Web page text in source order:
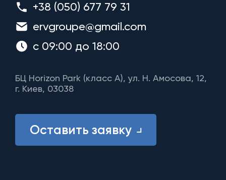
+38 (050) 677 79 31
ervgroupe@gmail.com
с 09:00 до 18:00
БЦ Horizon Park (класс A), ул. Н. Амосова, 12,
г. Киев, 03038
Оставить заявку